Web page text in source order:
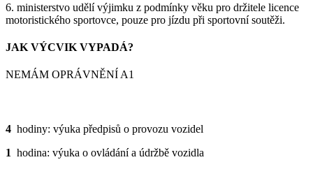
6. ministerstvo udělí výjimku z podmínky věku pro držitele licence
motoristického sportovce, pouze pro jízdu při sportovní soutěži.
JAK VÝCVIK VYPADÁ?
NEMÁM OPRÁVNĚNÍ A1
4 hodiny: výuka předpisů o provozu vozidel
1 hodina: výuka o ovládání a údržbě vozidla